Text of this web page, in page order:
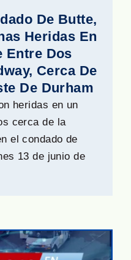
De Butte,
Heridas En
Entre Dos
Cerca De
De Durham
heridas en un
cerca de la
el condado de
13 de junio de